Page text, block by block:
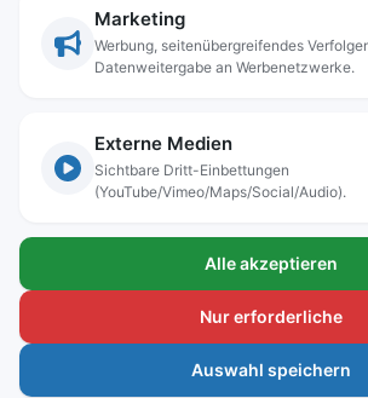
83395 Freilassing
Kontakt
rathaus@freilassing.de
Bankverbindungen der Stadt
Sparkasse Berchtesgadener Land
IBAN.: DE56 7105 0000 0000 1000 24
BIC-Code: BYLADEM1BGL
Voba-Raiba Oberbayern Südost e.G.
Marketing
Werbung, seitenübergreifendes
Datenweitergabe an Werbenetzwerke.
Externe Medien
Sichtbare Dritt-Einbettungen
(YouTube/Vimeo/Maps/Social/Audio).
Alle akzeptieren
Nur erforderliche
Auswahl speichern